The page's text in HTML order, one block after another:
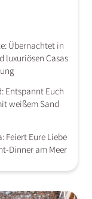
Übernachtet in
luxuriösen Casas
Entspannt Euch
weißem Sand
Feiert Eure Liebe
Dinner am Meer